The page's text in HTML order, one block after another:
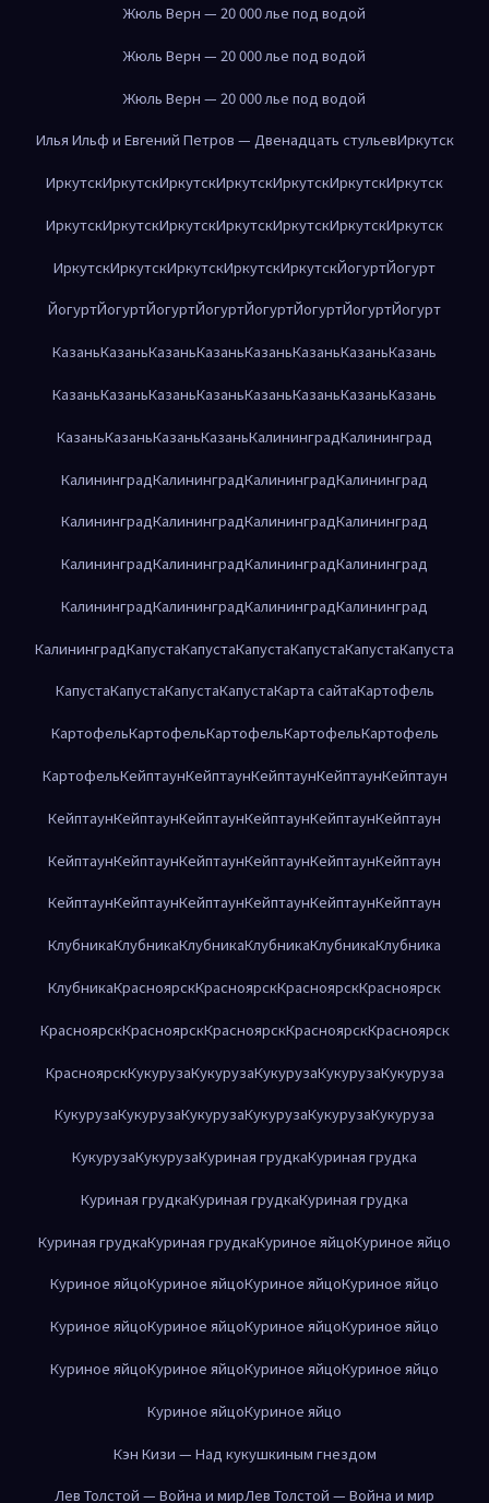
Жюль Верн — 20 000 лье под водой
Жюль Верн — 20 000 лье под водой
Жюль Верн — 20 000 лье под водой
Илья Ильф и Евгений Петров — Двенадцать стульевИркутск
ИркутскИркутскИркутскИркутскИркутскИркутскИркутск
ИркутскИркутскИркутскИркутскИркутскИркутскИркутск
ИркутскИркутскИркутскИркутскИркутскЙогуртЙогурт
ЙогуртЙогуртЙогуртЙогуртЙогуртЙогуртЙогуртЙогурт
КазаньКазаньКазаньКазаньКазаньКазаньКазаньКазань
КазаньКазаньКазаньКазаньКазаньКазаньКазаньКазань
КазаньКазаньКазаньКазаньКалининградКалининград
КалининградКалининградКалининградКалининград
КалининградКалининградКалининградКалининград
КалининградКалининградКалининградКалининград
КалининградКалининградКалининградКалининград
КалининградКапустаКапустаКапустаКапустаКапустаКапуста
КапустаКапустаКапустаКапустаКарта сайтаКартофель
КартофельКартофельКартофельКартофельКартофель
КартофельКейптаунКейптаунКейптаунКейптаунКейптаун
КейптаунКейптаунКейптаунКейптаунКейптаунКейптаун
КейптаунКейптаунКейптаунКейптаунКейптаунКейптаун
КейптаунКейптаунКейптаунКейптаунКейптаунКейптаун
КлубникаКлубникаКлубникаКлубникаКлубникаКлубника
КлубникаКрасноярскКрасноярскКрасноярскКрасноярск
КрасноярскКрасноярскКрасноярскКрасноярскКрасноярск
КрасноярскКукурузаКукурузаКукурузаКукурузаКукуруза
КукурузаКукурузаКукурузаКукурузаКукурузаКукуруза
КукурузаКукурузаКуриная грудкаКуриная грудка
Куриная грудкаКуриная грудкаКуриная грудка
Куриная грудкаКуриная грудкаКуриное яйцоКуриное яйцо
Куриное яйцоКуриное яйцоКуриное яйцоКуриное яйцо
Куриное яйцоКуриное яйцоКуриное яйцоКуриное яйцо
Куриное яйцоКуриное яйцоКуриное яйцоКуриное яйцо
Куриное яйцоКуриное яйцо
Кэн Кизи — Над кукушкиным гнездом
Лев Толстой — Война и мирЛев Толстой — Война и мир